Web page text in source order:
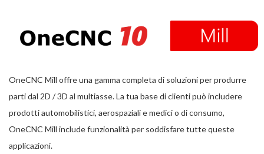
OneCNC Mill offre una gamma completa di soluzioni per produrre
parti dal 2D / 3D al multiasse. La tua base di clienti può includere
prodotti automobilistici, aerospaziali e medici o di consumo,
OneCNC Mill include funzionalità per soddisfare tutte queste
applicazioni.